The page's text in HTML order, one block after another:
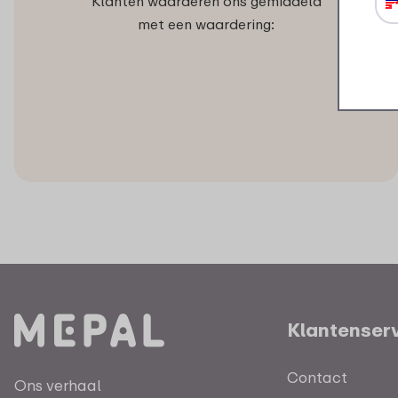
met een waardering:
Ons verhaal
Contact